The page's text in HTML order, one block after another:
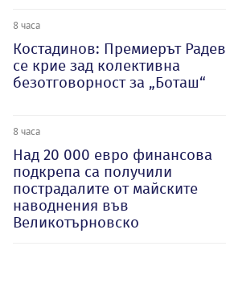
8 часа
Костадинов: Премиерът Радев
се крие зад колективна
безотговорност за „Боташ“
8 часа
Над 20 000 евро финансова
подкрепа са получили
пострадалите от майските
наводнения във
Великотърновско